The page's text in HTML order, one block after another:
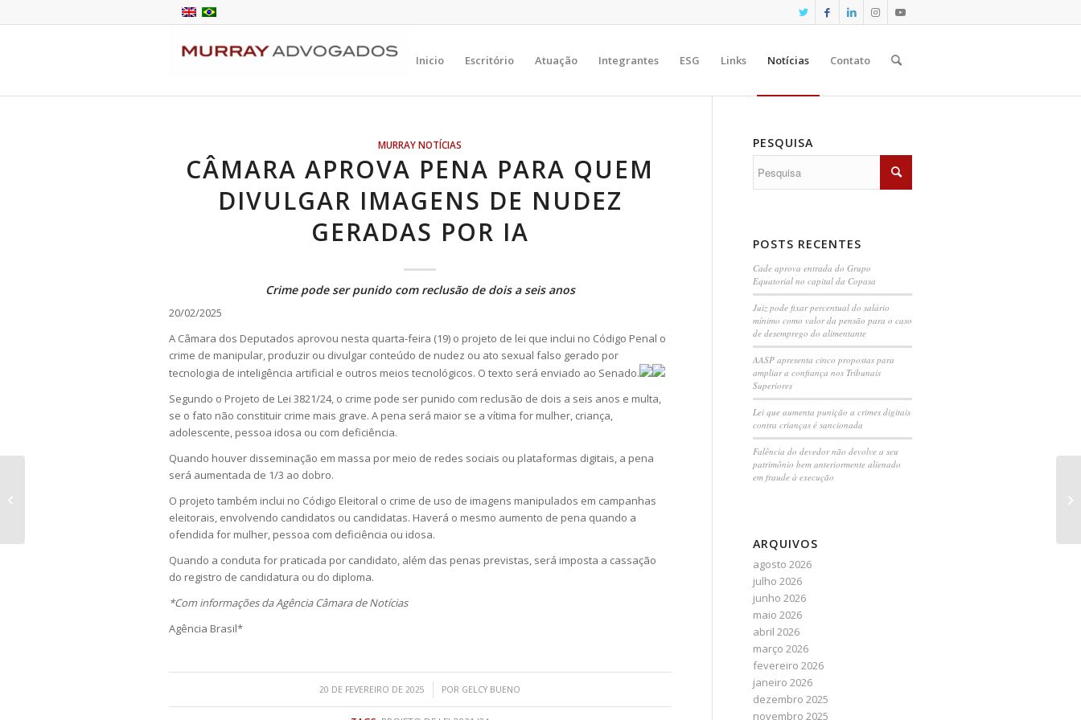
Inicio Escritório Atuação Integrantes ESG Links Notícias Contato
MURRAY NOTÍCIAS
CÂMARA APROVA PENA PARA QUEM
DIVULGAR IMAGENS DE NUDEZ
GERADAS POR IA
Crime pode ser punido com reclusão de dois a seis anos
20/02/2025
A Câmara dos Deputados aprovou nesta quarta-feira (19) o projeto de lei que inclui no Código Penal o
crime de manipular, produzir ou divulgar conteúdo de nudez ou ato sexual falso gerado por
tecnologia de inteligência artificial e outros meios tecnológicos. O texto será enviado ao Senado.
Segundo o Projeto de Lei 3821/24, o crime pode ser punido com reclusão de dois a seis anos e multa,
se o fato não constituir crime mais grave. A pena será maior se a vítima for mulher, criança,
adolescente, pessoa idosa ou com deficiência.
Quando houver disseminação em massa por meio de redes sociais ou plataformas digitais, a pena
será aumentada de 1/3 ao dobro.
O projeto também inclui no Código Eleitoral o crime de uso de imagens manipulados em campanhas
eleitorais, envolvendo candidatos ou candidatas. Haverá o mesmo aumento de pena quando a
ofendida for mulher, pessoa com deficiência ou idosa.
Quando a conduta for praticada por candidato, além das penas previstas, será imposta a cassação
do registro de candidatura ou do diploma.
*Com informações da Agência Câmara de Notícias
Agência Brasil*
20 DE FEVEREIRO DE 2025
/ POR GELCY BUENO
PESQUISA
POSTS RECENTES
Cade aprova entrada do Grupo
Equatorial no capital da Copasa
Juiz pode fixar percentual do salário
mínimo como valor da pensão para o caso
de desemprego do alimentante
AASP apresenta cinco propostas para
ampliar a confiança nos Tribunais
Superiores
Lei que aumenta punição a crimes digitais
contra crianças é sancionada
Falência do devedor não devolve a seu
patrimônio bem anteriormente alienado
em fraude à execução
ARQUIVOS
agosto 2026
julho 2026
junho 2026
maio 2026
abril 2026
março 2026
fevereiro 2026
janeiro 2026
dezembro 2025
novembro 2025
mulher vítima de golpe virtual